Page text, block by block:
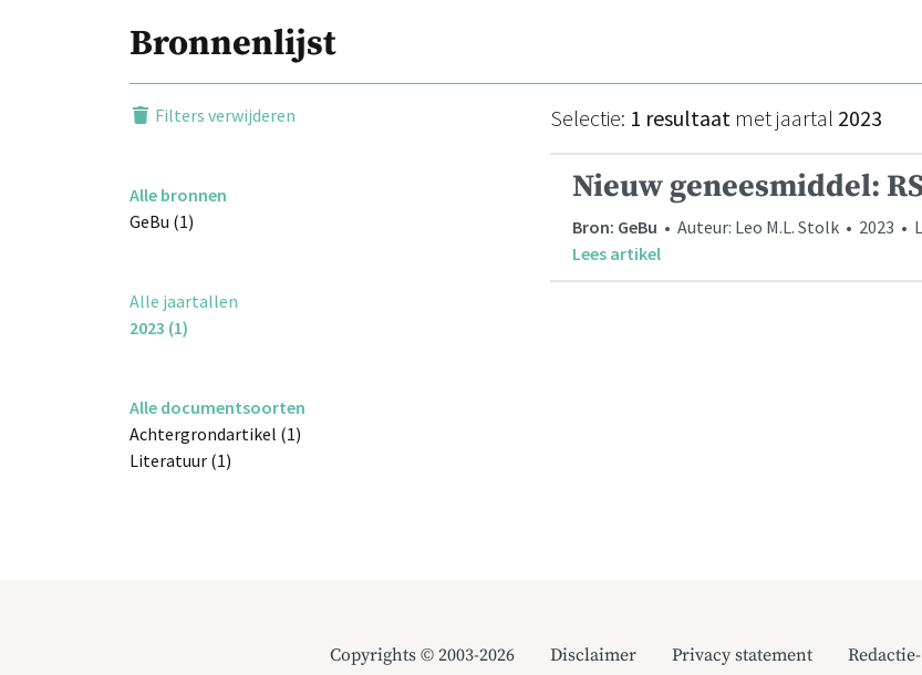
Bronnenlijst
Filters verwijderen
Alle bronnen
GeBu (1)
Alle jaartallen
2023 (1)
Alle documentsoorten
Achtergrondartikel (1)
Literatuur (1)
Selectie: 1 resultaat met jaartal 2023
Nieuw geneesmiddel:
Bron: GeBu • Auteur: Leo M.L. Stolk • 2023
Lees artikel
Copyrights © 2003-2026 Disclaimer Privacy statement